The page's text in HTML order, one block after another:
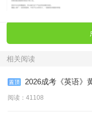
相关阅读
2026成考《英语》
阅读：41108